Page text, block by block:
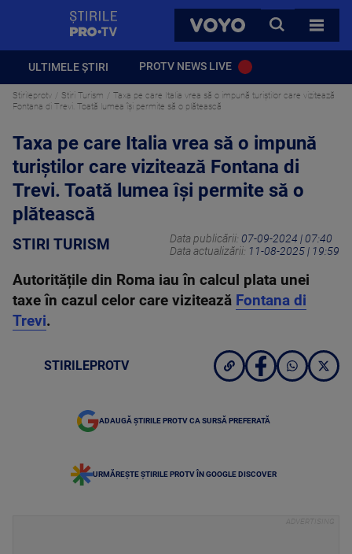
VOYO
CAUTA
TOATE
ULTIMELE ȘTIRI PROTV NEWS LIVE
Stirileprotv Stiri Turism
Taxa pe care Italia vrea să o impună turiștilor care vizitează
Fontana di Trevi. Toată lumea își permite să o plătească
Taxa pe care Italia vrea să o impună
turiștilor care vizitează Fontana di
Trevi. Toată lumea își permite să o
plătească
STIRI TURISM Data publicării: 07-09-2024 | 07:40
Data actualizării: 11-08-2025 | 19:59
Autoritățile din Roma iau în calcul plata unei
taxe în cazul celor care vizitează Fontana di
Trevi.
STIRILEPROTV
ADAUGĂ ȘTIRILE PROTV CA SURSĂ PREFERATĂ
URMĂREȘTE ȘTIRILE PROTV ÎN GOOGLE DISCOVER